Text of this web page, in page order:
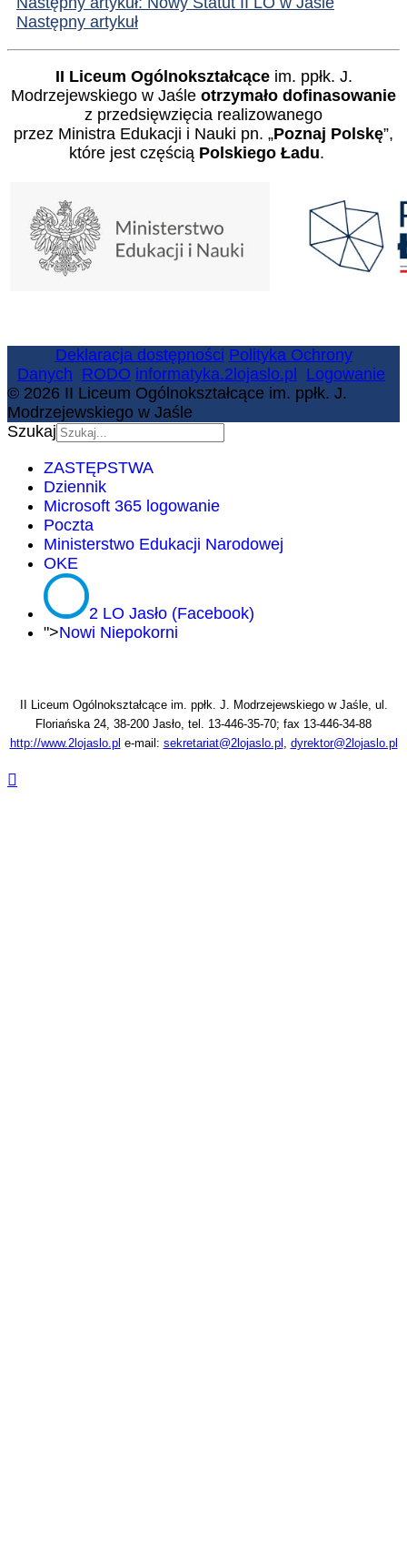
Następny artykuł
II Liceum Ogólnokształcąceim. ppłk. J.
Modrzejewskiego w Jaśle otrzymało dofinasowanie
z przedsięwzięcia realizowanego
przez Ministra Edukacji i Nauki pn. „Poznaj Polskę”,
które jest częścią Polskiego Ładu.
Deklaracja dostępności Polityka Ochrony
Danych RODO informatyka.2lojaslo.pl
Logowanie
© 2026 II Liceum Ogólnokształcące im. ppłk. J.
Modrzejewskiego w Jaśle
Szukaj
ZASTĘPSTWA
Dziennik
Microsoft 365 logowanie
Poczta
Ministerstwo Edukacji Narodowej
OKE
2 LO Jasło (Facebook)
">Nowi Niepokorni
II Liceum Ogólnokształcące im. ppłk. J. Modrzejewskiego w Jaśle, ul.
Floriańska 24, 38-200 Jasło, tel. 13-446-35-70; fax 13-446-34-88
http://www.2lojaslo.pl e-mail: sekretariat@2lojaslo.pl , dyrektor@2lojaslo.pl